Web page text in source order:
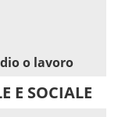
o lavoro
E SOCIALE